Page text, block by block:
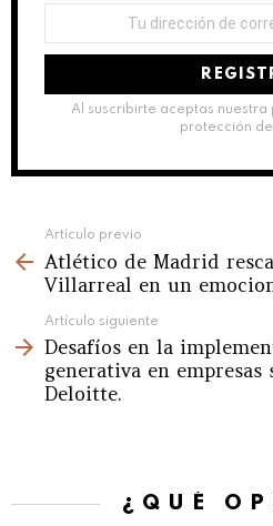
correo
Al suscribirte aceptas
protección
more
Artículo previo
Atlético de Madrid
Villarreal en un
Artículo siguiente
Desafíos en la
generativa en empresas
Deloitte.
¿QUÉ